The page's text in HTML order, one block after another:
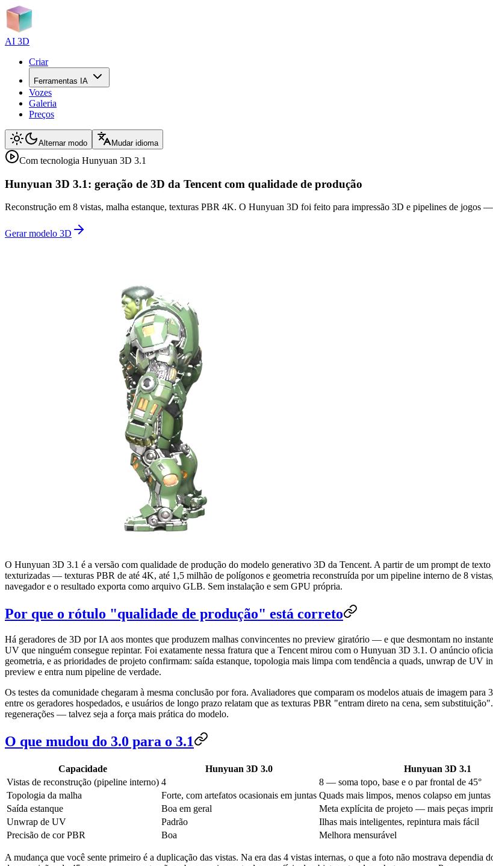
AI 3D
Criar
Ferramentas IA
Vozes
Galeria
Preços
Alternar modo Mudar idioma
Com tecnologia Hunyuan 3D 3.1
Hunyuan 3D 3.1: geração de 3D da Tencent com qualidade de produção
Reconstrução em 8 vistas, malha estanque, texturas PBR 4K. O Hunyuan 3D foi feito para impressão 3D e pipelines de jogos
Gerar modelo 3D
O Hunyuan 3D 3.1 é a versão com qualidade de produção do modelo generativo 3D da Tencent. A partir de um prompt de
texturizadas — texturas PBR de até 4K, até 1,5 milhão de polígonos e geometria reconstruída por um pipeline interno de 8
navegador e o resultado exporta como arquivo GLB. Sem instalação e sem GPU própria.
Por que o rótulo "qualidade de produção" está correto
Há geradores de 3D por IA aos montes que produzem malhas convincentes no preview giratório — e que desmontam no
UV que ninguém consegue repintar. Foi exatamente nessa fratura que a Tencent mirou com o Hunyuan 3D 3.1. O anúncio
geometria, e as prioridades de projeto confirmam: saída estanque, topologia mais limpa com tendência a quads, unwrap de UV
preview e entra num pipeline de verdade.
Os testes da comunidade chegaram à mesma conclusão por fora. Avaliadores que comparam os modelos atuais de imagem
entre os geradores hospedados, e usuários de longo prazo relatam que as texturas PBR "entram direto na cena, sem
regenerações — talvez seja a força mais prática do modelo.
O que mudou do 3.0 para o 3.1
Capacidade Hunyuan 3D 3.0
Hunyuan 3D 3.1
Vistas de reconstrução (pipeline interno) 4
8 — soma topo, base e o par frontal de 45°
Topologia da malha
Forte, com artefatos ocasionais em juntas Quads mais limpos, menos colapso em juntas
Saída estanque
Boa em geral
Meta explícita de projeto — mais peças
Unwrap de UV
Padrão
Ilhas mais inteligentes, repintura mais fácil
Precisão de cor PBR
Boa Melhora mensurável
A mudança que você sente primeiro é a duplicação das vistas. Na era das 4 vistas internas, o que a foto não mostrava